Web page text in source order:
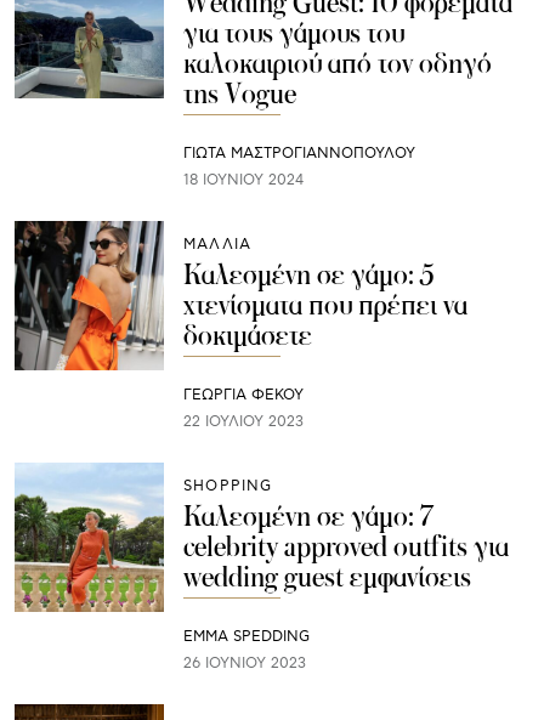
για τους γάμους του
καλοκαιριού από τον οδηγό
της Vogue
ΓΙΩΤΑ ΜΑΣΤΡΟΓΙΑΝΝΟΠΟΥΛΟΥ
18 ΙΟΥΝΊΟΥ 2024
ΜΑΛΛΙΑ
Καλεσμένη σε γάμο: 5
χτενίσματα που πρέπει να
δοκιμάσετε
ΓΕΩΡΓΙΑ ΦΕΚΟΥ
22 ΙΟΥΛΊΟΥ 2023
SHOPPING
Καλεσμένη σε γάμο: 7
celebrity approved outfits για
wedding guest εμφανίσεις
EMMA SPEDDING
26 ΙΟΥΝΊΟΥ 2023